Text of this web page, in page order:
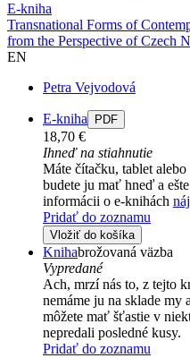
E-kniha
Transnational Forms of
from the Perspective of Czech
EN
Petra Vejvodová
E-kniha PDF
18,70 €
Ihneď na stiahnutie
Máte čítačku, tablet
budete ju mať hneď a
informácii o e-knihách
Pridať do zoznamu
Vložiť do košíka
Knihabrožovaná väzba
Vypredané
Ach, mrzí nás to, z tejto
nemáme ju na sklade
môžete mať šťastie v
nepredali posledné kusy.
Pridať do zoznamu